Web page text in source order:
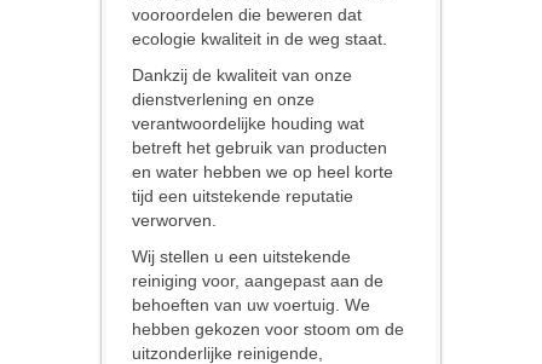
vooroordelen die beweren dat
ecologie kwaliteit in de weg staat.
Dankzij de kwaliteit van onze
dienstverlening en onze
verantwoordelijke houding wat
betreft het gebruik van producten
en water hebben we op heel korte
tijd een uitstekende reputatie
verworven.
Wij stellen u een uitstekende
reiniging voor, aangepast aan de
behoeften van uw voertuig. We
hebben gekozen voor stoom om de
uitzonderlijke reinigende,